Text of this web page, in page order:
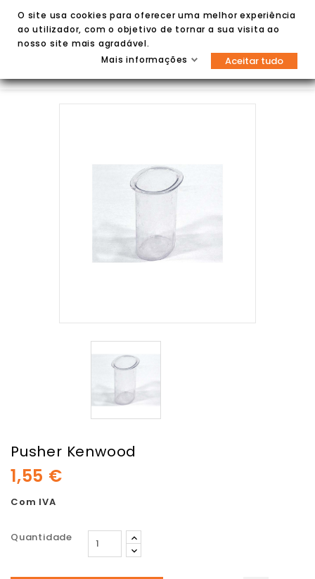

Pusher Kenwood
1,55 €
Com IVA
Quantidade
O site usa cookies para oferecer uma melhor experiência
ao utilizador, com o objetivo de tornar a sua visita ao
nosso site mais agradável.
Mais informações
Aceitar tudo